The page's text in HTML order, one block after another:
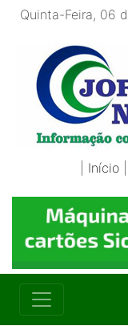
Quinta-Feira, 06
Início